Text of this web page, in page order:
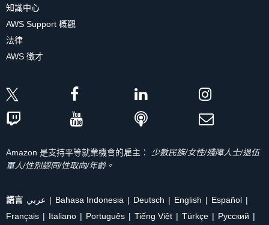
知識中心
AWS Support 概觀
法律
AWS 徵才
Amazon 是支持平等就業機會的雇主：
少數民族/女性/殘障人士/退伍
軍人/性別認同/性取向/年齡。
語言 عربي Bahasa Indonesia Deutsch English
Español
Français
Italiano Português Tiếng Việt Türkçe Ρусский